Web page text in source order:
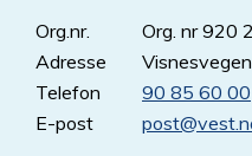
Org.nr.
Org. nr 920
Adresse
Telefon
90 85 60 00
E-post
post@